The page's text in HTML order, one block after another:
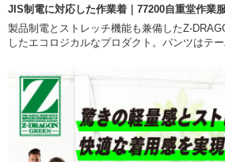
JIS制電に対応した作業着｜77200自重堂作業服
製品制電とストレッチ機能も兼備したZ-
したエコロジカルなプロダクト。パンツはテー